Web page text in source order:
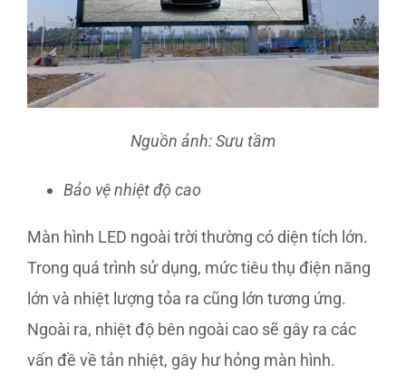
Nguồn ảnh: Sưu tầm
Bảo vệ nhiệt độ cao
Màn hình LED ngoài trời thường có diện tích lớn.
Trong quá trình sử dụng, mức tiêu thụ điện năng
lớn và nhiệt lượng tỏa ra cũng lớn tương ứng.
Ngoài ra, nhiệt độ bên ngoài cao sẽ gây ra các
vấn đề về tản nhiệt, gây hư hỏng màn hình.